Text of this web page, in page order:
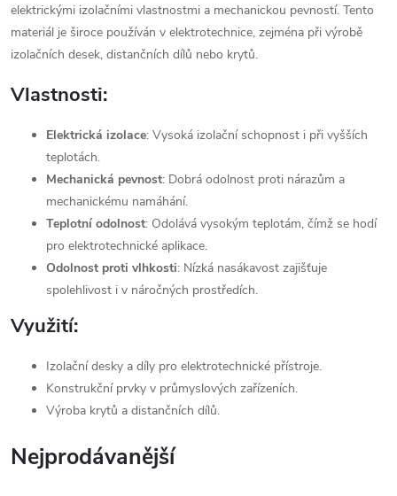
elektrickými izolačními vlastnostmi a mechanickou pevností. Tento
materiál je široce používán v elektrotechnice, zejména při výrobě
izolačních desek, distančních dílů nebo krytů.
Vlastnosti:
Elektrická izolace: Vysoká izolační schopnost i při vyšších
teplotách.
Mechanická pevnost: Dobrá odolnost proti nárazům a
mechanickému namáhání.
Teplotní odolnost: Odolává vysokým teplotám, čímž se hodí
pro elektrotechnické aplikace.
Odolnost proti vlhkosti: Nízká nasákavost zajišťuje
spolehlivost i v náročných prostředích.
Využití:
Izolační desky a díly pro elektrotechnické přístroje.
Konstrukční prvky v průmyslových zařízeních.
Výroba krytů a distančních dílů.
Nejprodávanější